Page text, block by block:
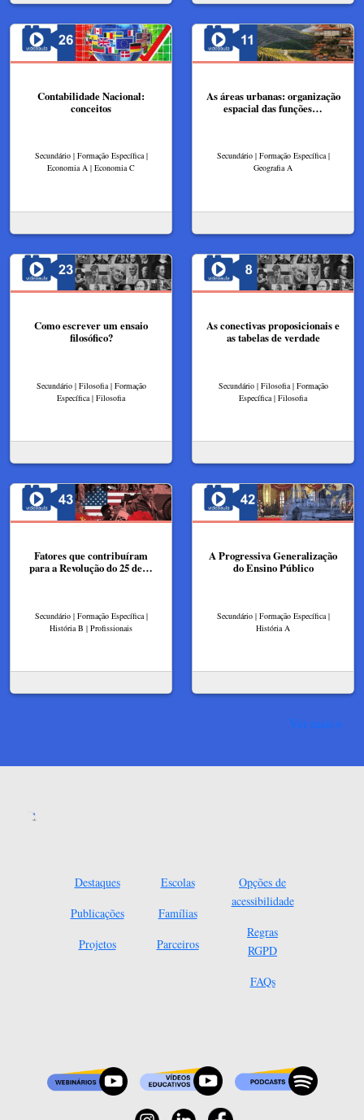
Contabilidade Nacional:
conceitos
Secundário | Formação Específica |
Economia A | Economia C
As áreas urbanas: organização
espacial das funções…
Secundário | Formação Específica |
Geografia A
Como escrever um ensaio
filosófico?
Secundário | Filosofia | Formação
Específica | Filosofia
As conectivas proposicionais e
as tabelas de verdade
Secundário | Filosofia | Formação
Específica | Filosofia
Fatores que contribuíram
para a Revolução do 25 de…
Secundário | Formação Específica |
História B | Profissionais
A Progressiva Generalização
do Ensino Público
Secundário | Formação Específica |
História A
Ver mais
Destaques
Publicações
Projetos
Escolas
Famílias
Parceiros
Opções de
acessibilidade
Regras
RGPD
FAQs